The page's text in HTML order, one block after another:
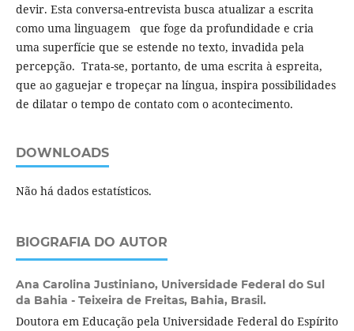
devir. Esta conversa-entrevista busca atualizar a escrita
como uma linguagem que foge da profundidade e cria
uma superfície que se estende no texto, invadida pela
percepção. Trata-se, portanto, de uma escrita à espreita,
que ao gaguejar e tropeçar na língua, inspira possibilidades
de dilatar o tempo de contato com o acontecimento.
DOWNLOADS
Não há dados estatísticos.
BIOGRAFIA DO AUTOR
Ana Carolina Justiniano, Universidade Federal do Sul
da Bahia - Teixeira de Freitas, Bahia, Brasil.
Doutora em Educação pela Universidade Federal do Espírito